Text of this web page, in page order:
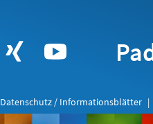
Datenschutz / Informationsblätter